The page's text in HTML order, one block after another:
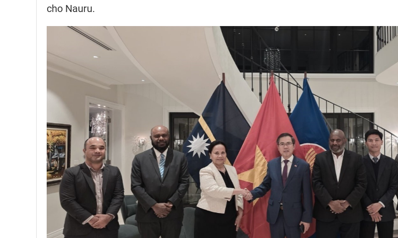
cho Nauru.